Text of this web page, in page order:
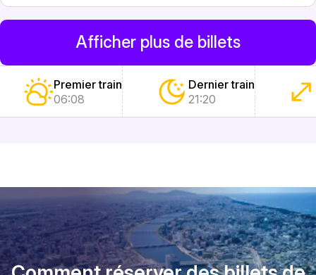
Afficher plus de billets
Premier train
06:08
Dernier train
21:20